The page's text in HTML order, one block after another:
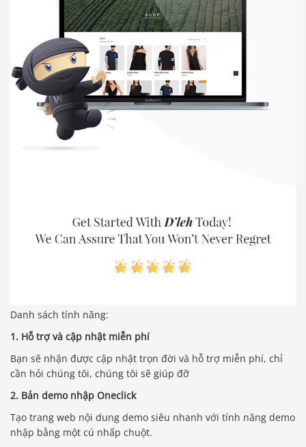
Danh sách tính năng:
1. Hỗ trợ và cập nhật miễn phí
Bạn sẽ nhận được cập nhật trọn đời và hỗ trợ miễn phí, chỉ
cần hỏi chúng tôi, chúng tôi sẽ giúp đỡ
2. Bản demo nhập Oneclick
Tạo trang web nội dung demo siêu nhanh với tính năng demo
nhập bằng một cú nhấp chuột.